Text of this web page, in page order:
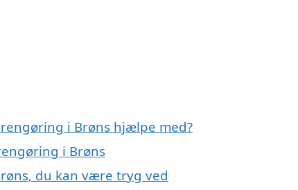
i Brøns hjælpe med?
i Brøns
du kan være tryg ved